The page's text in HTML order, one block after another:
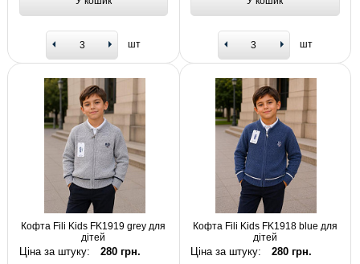
шт шт
Кофта Fili Kids FK1919 grey для
дітей
Ціна за штуку: 280 грн.
Кофта Fili Kids FK1918 blue для
дітей
Ціна за штуку: 280 грн.